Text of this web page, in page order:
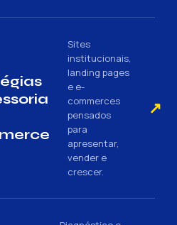
Sites
institucionais,
landing pages
e e-
commerces
pensados
para
apresentar,
vender e
crescer.
↗